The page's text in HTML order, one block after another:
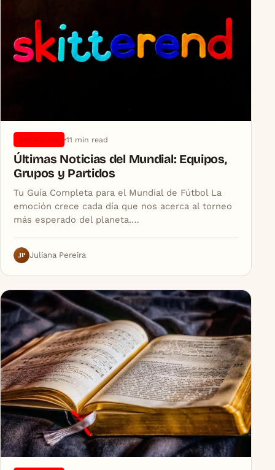
11 min read
Últimas Noticias del Mundial: Equipos,
Grupos y Partidos
Tu Guía Completa para el Mundial de Fútbol La
emoción crece cada día que nos acerca al torneo
más esperado del planeta.…
JP Juliana Pereira